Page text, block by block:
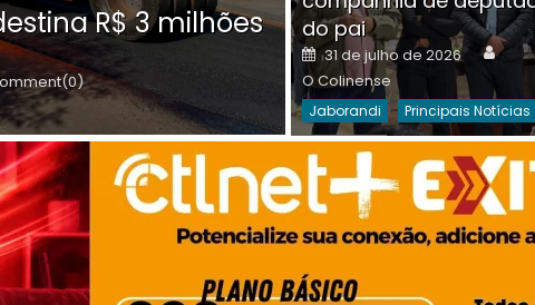
R$ 3 milhões
on
30 de julho de 2026 O
Destaques Da Semana
do pai
Posted
on
31 de julho de 2026
O Colinense
Jaborandi Principais Notícias